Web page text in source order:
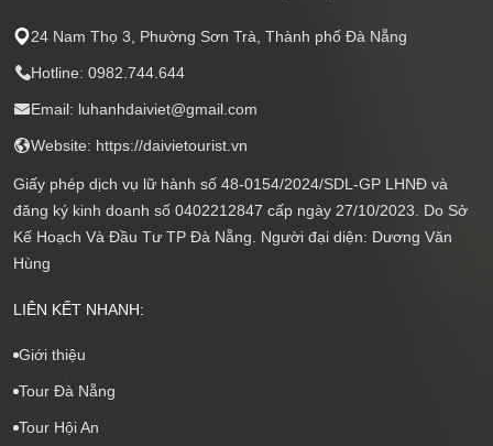
24 Nam Thọ 3, Phường Sơn Trà, Thành phố Đà Nẵng
Hotline: 0982.744.644
Email: luhanhdaiviet@gmail.com
Website: https://daivietourist.vn
Giấy phép dịch vụ lữ hành số 48-0154/2024/SDL-GP LHNĐ và
đăng ký kinh doanh số 0402212847 cấp ngày 27/10/2023. Do Sở
Kế Hoạch Và Đầu Tư TP Đà Nẵng. Người đại diện: Dương Văn
Hùng
LIÊN KẾT NHANH:
Giới thiệu
Tour Đà Nẵng
Tour Hội An